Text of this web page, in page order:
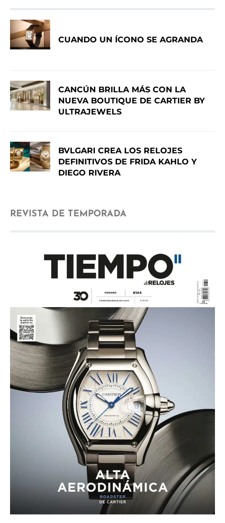
CUANDO UN ÍCONO SE AGRANDA
CANCÚN BRILLA MÁS CON LA
NUEVA BOUTIQUE DE CARTIER BY
ULTRAJEWELS
BVLGARI CREA LOS RELOJES
DEFINITIVOS DE FRIDA KAHLO Y
DIEGO RIVERA
REVISTA DE TEMPORADA